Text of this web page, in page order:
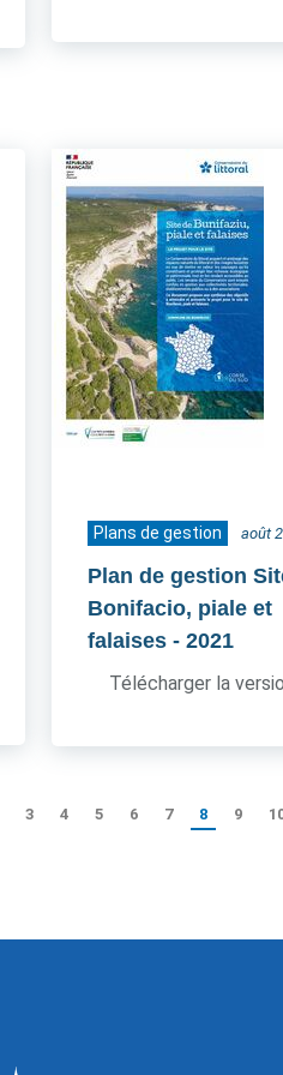
Plans de gestion août
Plan de gestion
Bonifacio, piale et
falaises - 2021
Télécharger la
3 4 5 6 7 8 9